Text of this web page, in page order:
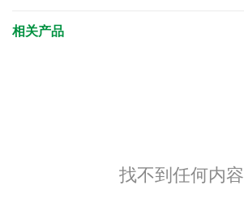
相关产品
找不到任何内容